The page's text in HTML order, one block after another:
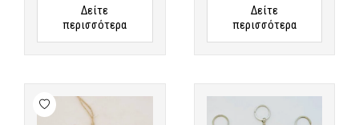
Δείτε
περισσότερα
Δείτε
περισσότερα